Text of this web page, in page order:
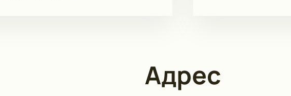
Адрес